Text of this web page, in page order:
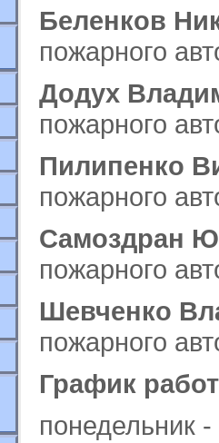
Беленков
пожарного
Додух
пожарного
Пилипенко
пожарного
Самоздран
пожарного
Шевченко
пожарного
График
понедельник